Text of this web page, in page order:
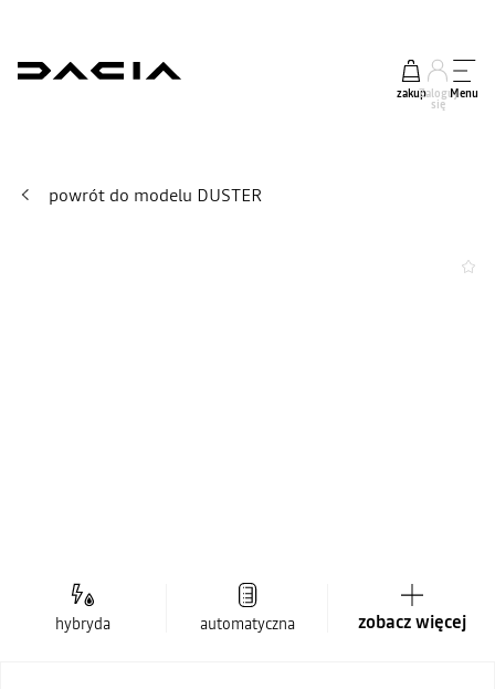
zakupZaloguj
się
Menu
powrót do modelu DUSTER
hybryda automatyczna zobacz więcej